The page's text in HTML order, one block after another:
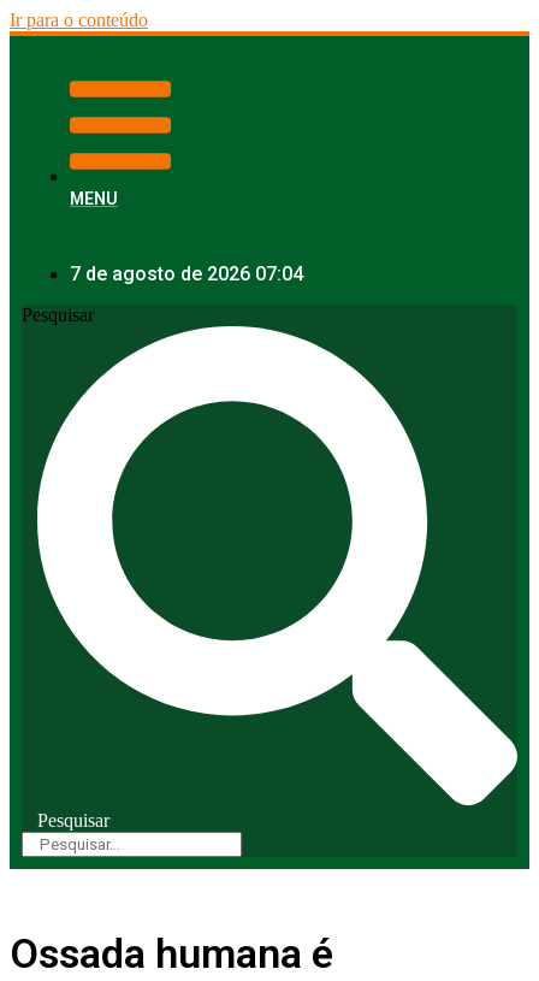
Ir para o conteúdo
MENU
7 de agosto de 2026 07:04
Pesquisar
Pesquisar
Ossada humana é